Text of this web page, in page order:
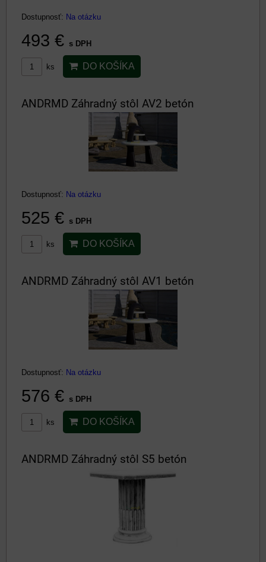
Dostupnosť: Na otázku
493 € s DPH
ks DO KOŠÍKA
ANDRMD Záhradný stôl AV2 betón
Dostupnosť: Na otázku
525 € s DPH
ks DO KOŠÍKA
ANDRMD Záhradný stôl AV1 betón
Dostupnosť: Na otázku
576 € s DPH
ks DO KOŠÍKA
ANDRMD Záhradný stôl S5 betón